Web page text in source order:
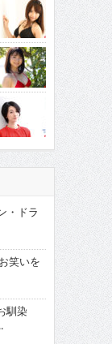
・ドラ
笑いを
馴染